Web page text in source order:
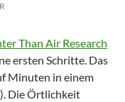
Than Air Research
ersten Schritte. Das
Minuten in einem
Die Örtlichkeit